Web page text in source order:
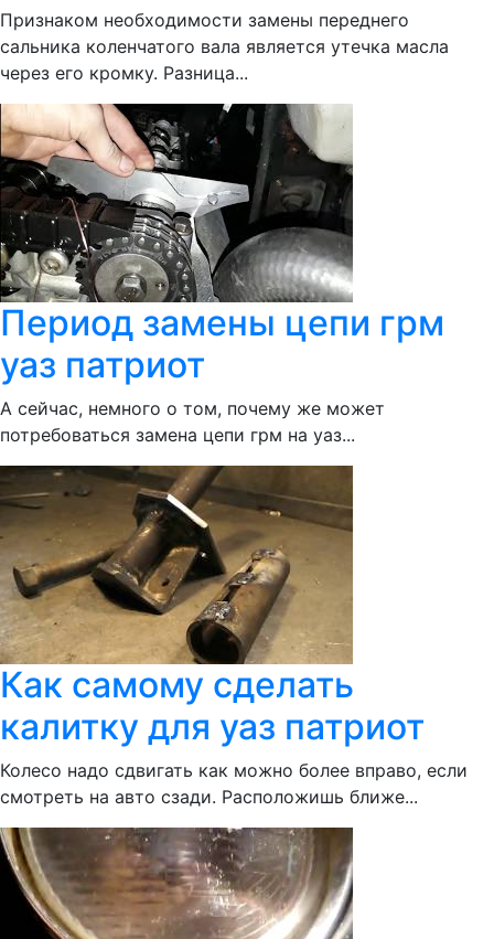
Признаком необходимости замены переднего
сальника коленчатого вала является утечка масла
через его кромку. Разница...
Период замены цепи грм
уаз патриот
А сейчас, немного о том, почему же может
потребоваться замена цепи грм на уаз...
Как самому сделать
калитку для уаз патриот
Колесо надо сдвигать как можно более вправо, если
смотреть на авто сзади. Расположишь ближе...